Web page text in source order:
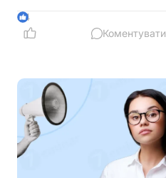
4
Коментувати